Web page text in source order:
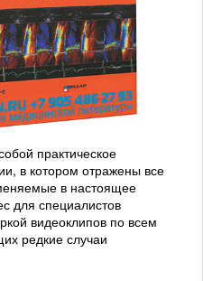
практическое
в котором отражены все
в настоящее
для специалистов
видеоклипов по всем
редкие случаи